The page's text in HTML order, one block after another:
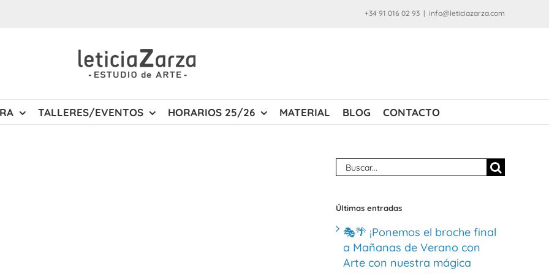
+34 91 016 02 93 | info@leticiazarza.com
TALLERES/EVENTOS HORARIOS 25/26 MATERIAL BLOG CONTACTO
Buscar:
Últimas entradas
🎭🌴 ¡Ponemos el broche final
a Mañanas de Verano con
Arte con nuestra mágica